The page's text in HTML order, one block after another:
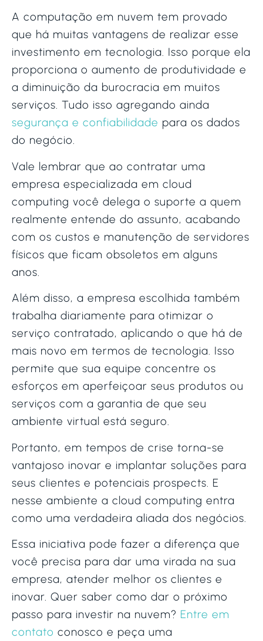
A computação em nuvem tem provado
que há muitas vantagens de realizar esse
investimento em tecnologia. Isso porque ela
proporciona o aumento de produtividade e
a diminuição da burocracia em muitos
serviços. Tudo isso agregando ainda
segurança e confiabilidade para os dados
do negócio.
Vale lembrar que ao contratar uma
empresa especializada em cloud
computing você delega o suporte a quem
realmente entende do assunto, acabando
com os custos e manutenção de servidores
físicos que ficam obsoletos em alguns
anos.
Além disso, a empresa escolhida também
trabalha diariamente para otimizar o
serviço contratado, aplicando o que há de
mais novo em termos de tecnologia. Isso
permite que sua equipe concentre os
esforços em aperfeiçoar seus produtos ou
serviços com a garantia de que seu
ambiente virtual está seguro.
Portanto, em tempos de crise torna-se
vantajoso inovar e implantar soluções para
seus clientes e potenciais prospects. E
nesse ambiente a cloud computing entra
como uma verdadeira aliada dos negócios.
Essa iniciativa pode fazer a diferença que
você precisa para dar uma virada na sua
empresa, atender melhor os clientes e
inovar. Quer saber como dar o próximo
passo para investir na nuvem? Entre em
contato conosco e peça uma